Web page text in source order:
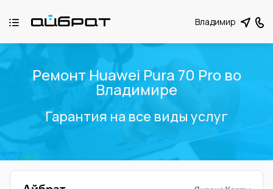
Владимир
Ремонт Huawei Pura 70 Pro во
Владимире
Гарантия на все виды услуг